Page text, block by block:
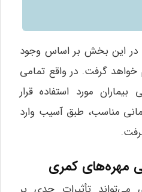
این بخش بر اساس وجود
خواهد گرفت. در واقع تمامی
مورد استفاده قرار
مناسب، طبق آسیب وارد
مهره‌های کمری